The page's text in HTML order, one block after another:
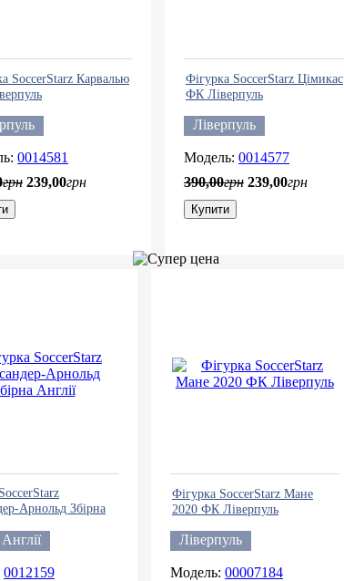
SoccerStarz Карвалью
0014581
грн 239,00грн
Фігурка SoccerStarz Цімикас
ФК Ліверпуль
Ліверпуль
0014577
390,00грн 239,00грн
Купити
Арнольд Збірна
0012159
Фігурка SoccerStarz Мане
2020 ФК Ліверпуль
Ліверпуль
00007184